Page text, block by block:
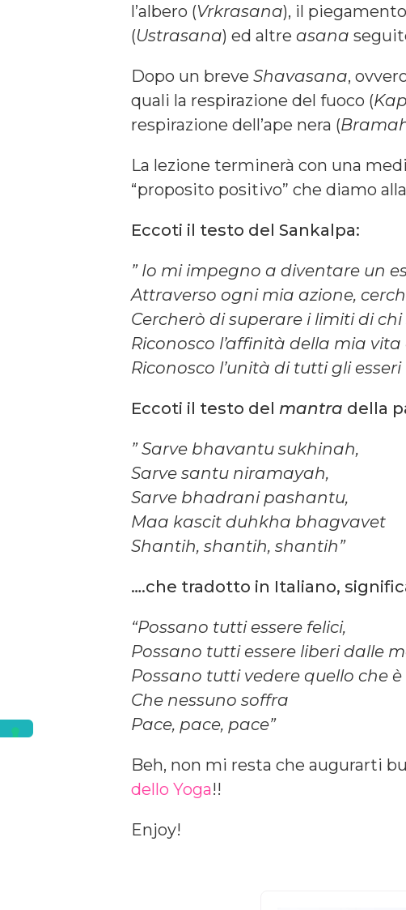
l’albero (Vrkrasana), il
(Ustrasana) ed altre asana
Dopo un breve Shavasana,
quali la respirazione del fuoco (
respirazione dell’ape nera (
La lezione terminerà con una
“proposito positivo” che diamo
Eccoti il testo del Sankalpa:
” Io mi impegno a diventare un
Attraverso ogni mia azione,
Cercherò di superare i limiti di
Riconosco l’affinità della mia
Riconosco l’unità di tutti gli esseri
Eccoti il testo del mantra della
” Sarve bhavantu sukhinah,
Sarve santu niramayah,
Sarve bhadrani pashantu,
Maa kascit duhkha bhagvavet
Shantih, shantih, shantih”
….che tradotto in Italiano,
“Possano tutti essere felici,
Possano tutti essere liberi dalle
Possano tutti vedere quello che
Che nessuno soffra
Pace, pace, pace”
Beh, non mi resta che augurarti
dello Yoga!!
Enjoy!